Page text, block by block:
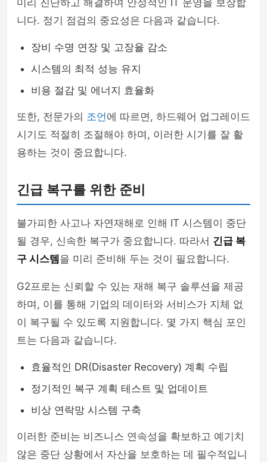
미리 진단하고 해결하여 안정적인 IT 운영을 보장합
니다. 정기 점검의 중요성은 다음과 같습니다.
장비 수명 연장 및 고장율 감소
시스템의 최적 성능 유지
비용 절감 및 에너지 효율화
또한, 전문가의 조언에 따르면, 하드웨어 업그레이드
시기도 적절히 조절해야 하며, 이러한 시기를 잘 활
용하는 것이 중요합니다.
긴급 복구를 위한 준비
불가피한 사고나 자연재해로 인해 IT 시스템이 중단
될 경우, 신속한 복구가 중요합니다. 따라서 긴급 복
구 시스템 을 미리 준비해 두는 것이 필요합니다.
G2프로는 신뢰할 수 있는 재해 복구 솔루션을 제공
하며, 이를 통해 기업의 데이터와 서비스가 지체 없
이 복구될 수 있도록 지원합니다. 몇 가지 핵심 포인
트는 다음과 같습니다.
효율적인 DR(Disaster Recovery) 계획 수립
정기적인 복구 계획 테스트 및 업데이트
비상 연락망 시스템 구축
이러한 준비는 비즈니스 연속성을 확보하고 예기치
않은 중단 상황에서 자산을 보호하는 데 필수적입니